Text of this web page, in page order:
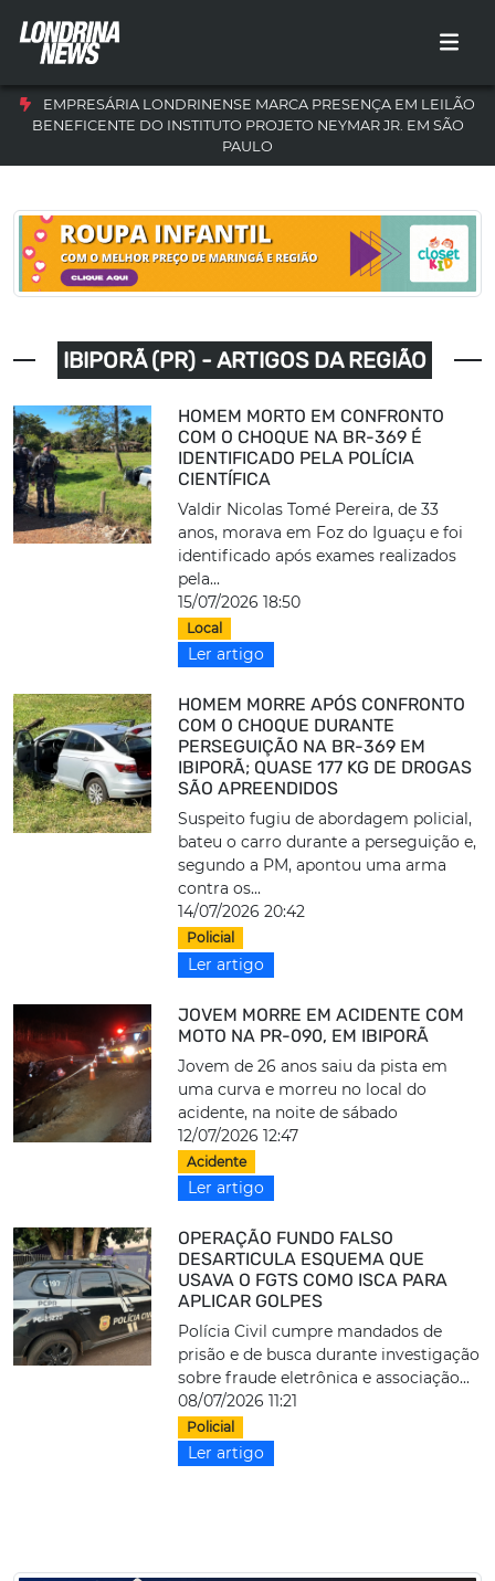
EMPRESÁRIA LONDRINENSE MARCA PRESENÇA EM LEILÃO
BENEFICENTE DO INSTITUTO PROJETO NEYMAR JR. EM SÃO
PAULO
IBIPORÃ (PR) - ARTIGOS DA REGIÃO
HOMEM MORTO EM CONFRONTO
COM O CHOQUE NA BR-369 É
IDENTIFICADO PELA POLÍCIA
CIENTÍFICA
Valdir Nicolas Tomé Pereira, de 33
anos, morava em Foz do Iguaçu e foi
identificado após exames realizados
pela...
15/07/2026 18:50
Local
Ler artigo
HOMEM MORRE APÓS CONFRONTO
COM O CHOQUE DURANTE
PERSEGUIÇÃO NA BR-369 EM
IBIPORÃ; QUASE 177 KG DE DROGAS
SÃO APREENDIDOS
Suspeito fugiu de abordagem policial,
bateu o carro durante a perseguição e,
segundo a PM, apontou uma arma
contra os...
14/07/2026 20:42
Policial
Ler artigo
JOVEM MORRE EM ACIDENTE COM
MOTO NA PR-090, EM IBIPORÃ
Jovem de 26 anos saiu da pista em
uma curva e morreu no local do
acidente, na noite de sábado
12/07/2026 12:47
Acidente
Ler artigo
OPERAÇÃO FUNDO FALSO
DESARTICULA ESQUEMA QUE
USAVA O FGTS COMO ISCA PARA
APLICAR GOLPES
Polícia Civil cumpre mandados de
prisão e de busca durante investigação
sobre fraude eletrônica e associação...
08/07/2026 11:21
Policial
Ler artigo